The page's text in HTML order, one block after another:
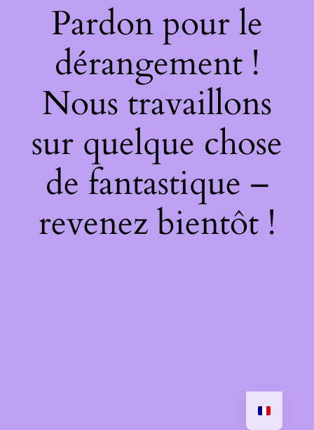
Pardon pour le
dérangement !
Nous travaillons
sur quelque chose
de fantastique –
revenez bientôt !